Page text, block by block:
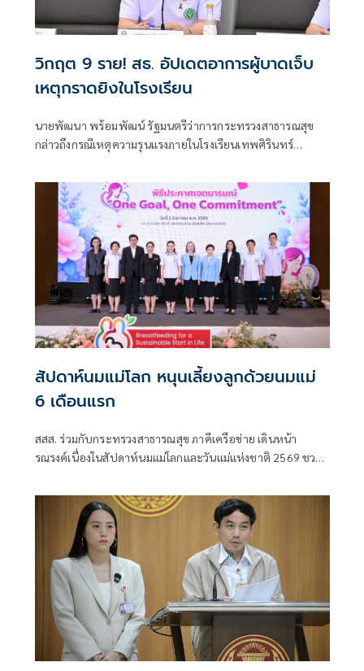
วิกฤต 9 ราย! สธ. อัปเดตอาการผู้บาดเจ็บ
เหตุกราดยิงในโรงเรียน
นายพัฒนา พร้อมพัฒน์ รัฐมนตรีว่าการกระทรวงสาธารณสุข
กล่าวถึงกรณีเหตุความรุนแรงภายในโรงเรียนเทพศิรินทร์
สถานการณ์ และได้มอบหมายให้โรงพยาบาลในสังกัดกระทรวง
สาธารณสุขพื้นที่โดยรอบให้การดูแลผู้บาดเจ็บอย่างดีที่สุด โดย
เน้นย้ำให้ติดตามอาการผู้ป่วยอาการหนักอย่างใกล้ชิด
สัปดาห์นมแม่โลก หนุนเลี้ยงลูกด้วยนมแม่
6 เดือนแรก
สสส. ร่วมกับกระทรวงสาธารณสุข ภาคีเครือข่าย เดินหน้า
รณรงค์เนื่องในสัปดาห์นมแม่โลกและวันแม่แห่งชาติ 2569 ชวน
แรกเพื่อสร้างรากฐานเด็กไทย